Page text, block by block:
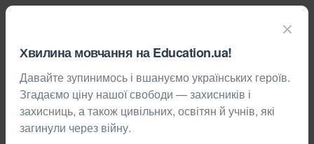
Курси Київ
Київська Школа Групового Аналізу
Хвилина мовчання на Education.ua!
Давайте зупинимось і вшануємо українських героїв.
Згадаємо ціну нашої свободи — захисників і
захисниць, а також цивільних, освітян й учнів, які
загинули через війну.